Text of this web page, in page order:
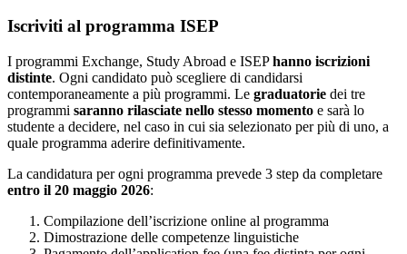
Iscriviti al programma ISEP
I programmi Exchange, Study Abroad e ISEPhanno iscrizioni
distinte. Ogni candidato può scegliere di candidarsi
contemporaneamente a più programmi. Le graduatorie dei tre
programmi saranno rilasciate nello stesso momento e sarà lo
studente a decidere, nel caso in cui sia selezionato per più di uno, a
quale programma aderire definitivamente.
La candidatura per ogni programma prevede 3 step da completare
entro il 20 maggio 2026:
Compilazione dell’iscrizione online al programma
Dimostrazione delle competenze linguistiche